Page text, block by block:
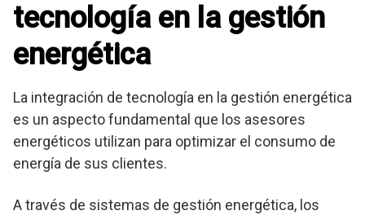
tecnología en la gestión
energética
La integración de tecnología en la gestión energética
es un aspecto fundamental que los asesores
energéticos utilizan para optimizar el consumo de
energía de sus clientes.
A través de sistemas de gestión energética, los